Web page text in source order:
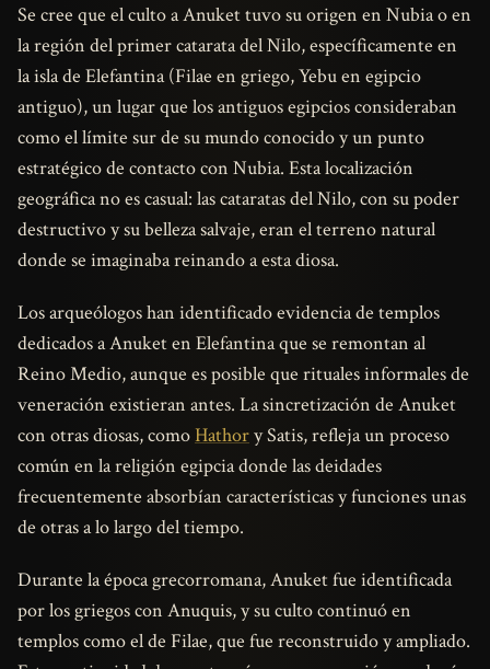
Se cree que el culto a Anuket tuvo su origen en Nubia o en
la región del primer catarata del Nilo, específicamente en
la isla de Elefantina (Filae en griego, Yebu en egipcio
antiguo), un lugar que los antiguos egipcios consideraban
como el límite sur de su mundo conocido y un punto
estratégico de contacto con Nubia. Esta localización
geográfica no es casual: las cataratas del Nilo, con su poder
destructivo y su belleza salvaje, eran el terreno natural
donde se imaginaba reinando a esta diosa.
Los arqueólogos han identificado evidencia de templos
dedicados a Anuket en Elefantina que se remontan al
Reino Medio, aunque es posible que rituales informales de
veneración existieran antes. La sincretización de Anuket
con otras diosas, comoHathory Satis, refleja un proceso
común en la religión egipcia donde las deidades
frecuentemente absorbían características y funciones unas
de otras a lo largo del tiempo.
Durante la época grecorromana, Anuket fue identificada
por los griegos con Anuquis, y su culto continuó en
templos como el de Filae, que fue reconstruido y ampliado.